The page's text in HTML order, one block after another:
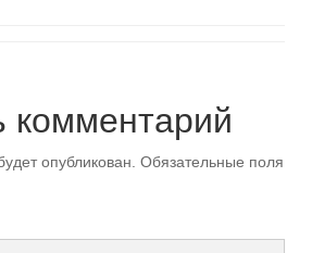
комментарий
опубликован. Обязательные поля